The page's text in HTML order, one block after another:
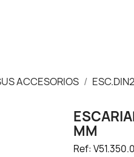
ACCESORIOS
MM
Ref: